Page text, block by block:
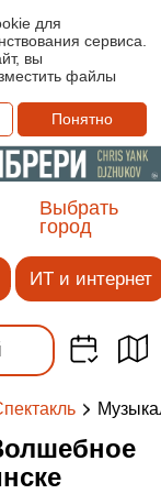
для
сервиса.
вы
файлы
Понятно
Выбрать
город
ИТ и интернет